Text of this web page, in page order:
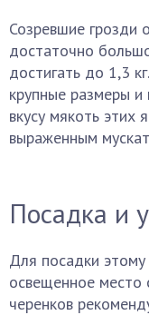
Созревшие грозди
достаточно
достигать до 1,3
крупные размеры
вкусу мякоть этих
выраженным
Посадка и
Для посадки
освещенное место
черенков